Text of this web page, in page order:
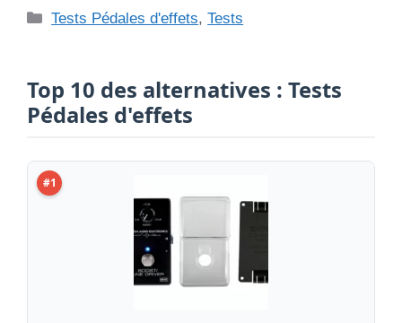
Catégories
Tests Pédales d'effets,Tests
Top 10 des alternatives : Tests
Pédales d'effets
#1